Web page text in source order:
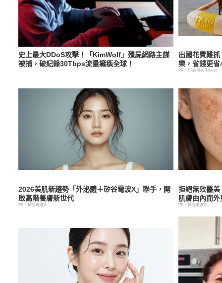
史上最大DDoS攻擊！「KimWolf」殭屍網路主謀
被捕，破紀錄30Tbps流量癱瘓全球！
出國花費難
樂，省錢更省
PR・Club Med Taiwan
2026美肌新趨勢「外泌體＋矽谷電波X」聯手，開
啟高階養膚新世代
PR・矽谷電波X
拒絕無效醫
肌膚由內而外
PR・矽谷電波X